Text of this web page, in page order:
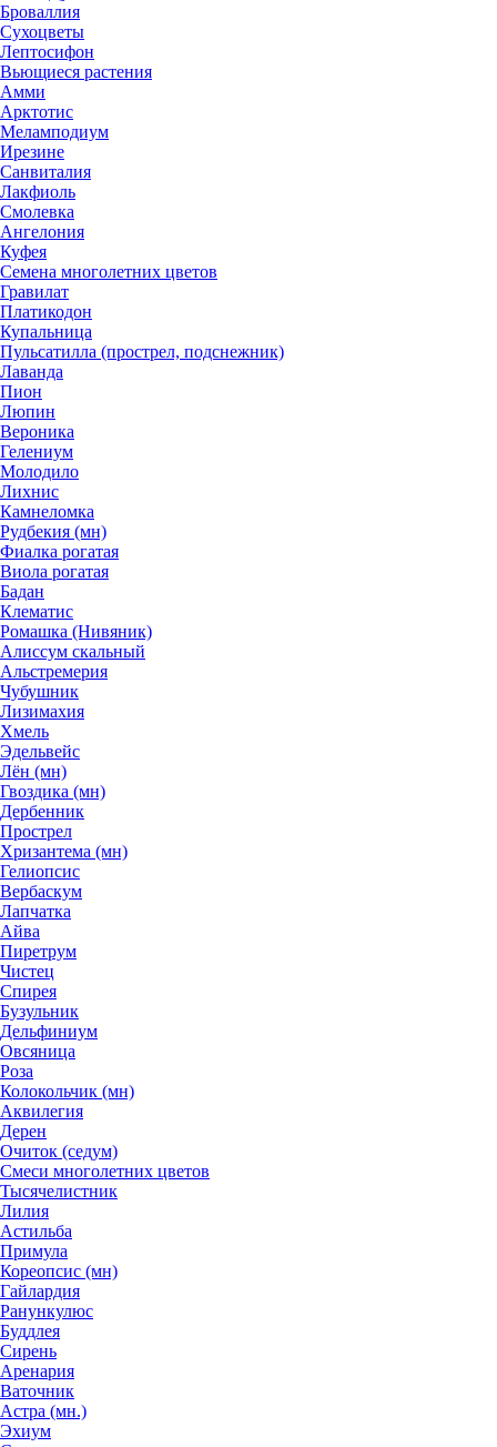
Броваллия
Сухоцветы
Лептосифон
Вьющиеся растения
Амми
Арктотис
Меламподиум
Ирезине
Санвиталия
Лакфиоль
Смолевка
Ангелония
Куфея
Семена многолетних цветов
Гравилат
Платикодон
Купальница
Пульсатилла (прострел, подснежник)
Лаванда
Пион
Люпин
Вероника
Гелениум
Молодило
Лихнис
Камнеломка
Рудбекия (мн)
Фиалка рогатая
Виола рогатая
Бадан
Клематис
Ромашка (Нивяник)
Алиссум скальный
Альстремерия
Чубушник
Лизимахия
Хмель
Эдельвейс
Лён (мн)
Гвоздика (мн)
Дербенник
Прострел
Хризантема (мн)
Гелиопсис
Вербаскум
Лапчатка
Айва
Пиретрум
Чистец
Спирея
Бузульник
Дельфиниум
Овсяница
Роза
Колокольчик (мн)
Аквилегия
Дерен
Очиток (седум)
Смеси многолетних цветов
Тысячелистник
Лилия
Астильба
Примула
Кореопсис (мн)
Гайлардия
Ранункулюс
Буддлея
Сирень
Аренария
Ваточник
Астра (мн.)
Эхиум